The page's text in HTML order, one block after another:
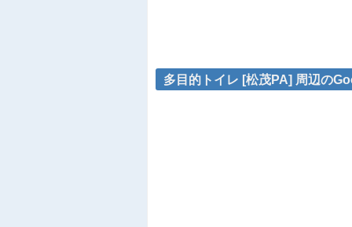
多目的トイレ [松茂PA] 周辺の